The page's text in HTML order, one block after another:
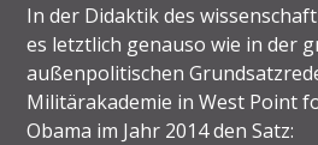
In der Didaktik des
es letztlich genauso wie in der
außenpolitischen
Militärakademie in West Point
Obama im Jahr 2014 den Satz: